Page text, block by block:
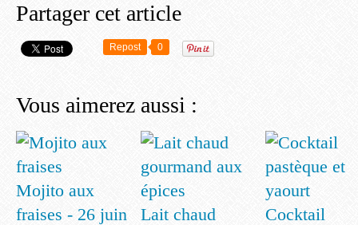
Partager cet article
Repost 0
Vous aimerez aussi :
Mojito aux
fraises - 26 juin
Lait chaud
Cocktail